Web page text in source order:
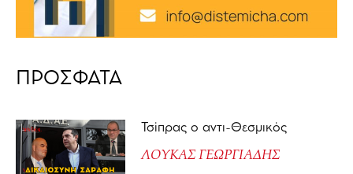
ΠΡΟΣΦΑΤΑ
Τσίπρας ο αντι-Θεσμικός
ΛΟΥΚΑΣ ΓΕΩΡΓΙΑΔΗΣ